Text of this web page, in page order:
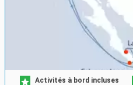
Activités à bord incluses